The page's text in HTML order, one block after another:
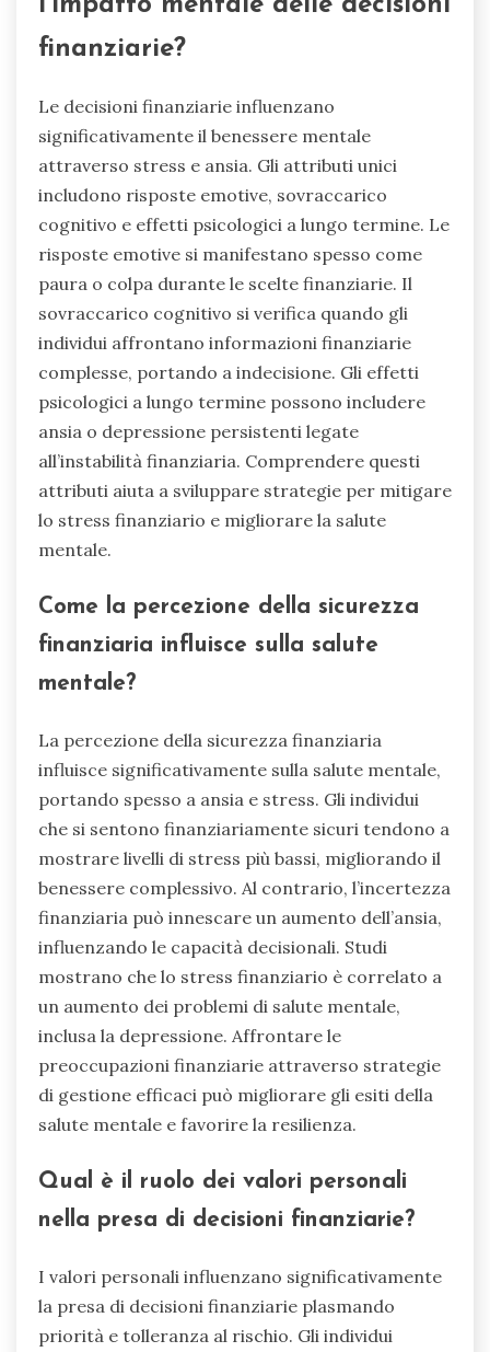
finanziarie?
Le decisioni finanziarie influenzano
significativamente il benessere mentale
attraverso stress e ansia. Gli attributi unici
includono risposte emotive, sovraccarico
cognitivo e effetti psicologici a lungo termine. Le
risposte emotive si manifestano spesso come
paura o colpa durante le scelte finanziarie. Il
sovraccarico cognitivo si verifica quando gli
individui affrontano informazioni finanziarie
complesse, portando a indecisione. Gli effetti
psicologici a lungo termine possono includere
ansia o depressione persistenti legate
all’instabilità finanziaria. Comprendere questi
attributi aiuta a sviluppare strategie per mitigare
lo stress finanziario e migliorare la salute
mentale.
Come la percezione della sicurezza
finanziaria influisce sulla salute
mentale?
La percezione della sicurezza finanziaria
influisce significativamente sulla salute mentale,
portando spesso a ansia e stress. Gli individui
che si sentono finanziariamente sicuri tendono a
mostrare livelli di stress più bassi, migliorando il
benessere complessivo. Al contrario, l’incertezza
finanziaria può innescare un aumento dell’ansia,
influenzando le capacità decisionali. Studi
mostrano che lo stress finanziario è correlato a
un aumento dei problemi di salute mentale,
inclusa la depressione. Affrontare le
preoccupazioni finanziarie attraverso strategie
di gestione efficaci può migliorare gli esiti della
salute mentale e favorire la resilienza.
Qual è il ruolo dei valori personali
nella presa di decisioni finanziarie?
I valori personali influenzano significativamente
la presa di decisioni finanziarie plasmando
priorità e tolleranza al rischio. Gli individui